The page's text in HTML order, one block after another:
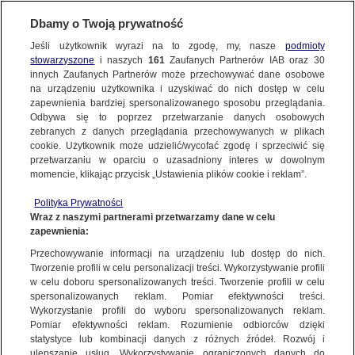
KONTAKT24
Wyślij Materiał
WYŚLIJ MATERIAŁ
NAJNOWSZE
GORĄCE TEMATY
WIĘCEJ
KANAŁY
Dzień dobry!
Jedno konto do wszystkich usług
KONTAKT24 | NAJNOWSZE
Przemarsz wilka w lesie
Dbamy o Twoją prywatność
Jeśli użytkownik wyrazi na to zgodę, my, nasze podmioty
stowarzyszone i naszych 161Zaufanych Partnerów IAB oraz 30
innych Zaufanych Partnerów może przechowywać dane osobowe
na urządzeniu użytkownika i uzyskiwać do nich dostęp w celu
zapewnienia bardziej spersonalizowanego sposobu przeglądania.
Odbywa się to poprzez przetwarzanie danych osobowych
zebranych z danych przeglądania przechowywanych w plikach
cookie. Użytkownik może udzielić/wycofać zgodę i sprzeciwić się
przetwarzaniu w oparciu o uzasadniony interes w dowolnym
momencie, klikając przycisk „Ustawienia plików cookie i reklam”.
Polityka Prywatności
Wraz z naszymi partnerami przetwarzamy dane w celu
zapewnienia:
Przechowywanie informacji na urządzeniu lub dostęp do nich.
Tworzenie profili w celu personalizacji treści. Wykorzystywanie profili
w celu doboru spersonalizowanych treści. Tworzenie profili w celu
spersonalizowanych reklam. Pomiar efektywności treści.
Wykorzystanie profili do wyboru spersonalizowanych reklam.
Pomiar efektywności reklam. Rozumienie odbiorców dzięki
statystyce lub kombinacji danych z różnych źródeł. Rozwój i